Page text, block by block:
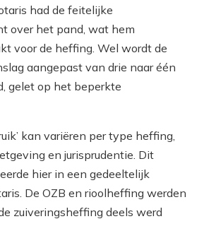
had de feitelijke
over het pand, wat hem
voor de heffing. Wel wordt de
aangepast van drie naar één
gelet op het beperkte
kan variëren per type heffing,
en jurisprudentie. Dit
hier in een gedeeltelijk
De OZB en rioolheffing werden
zuiveringsheffing deels werd